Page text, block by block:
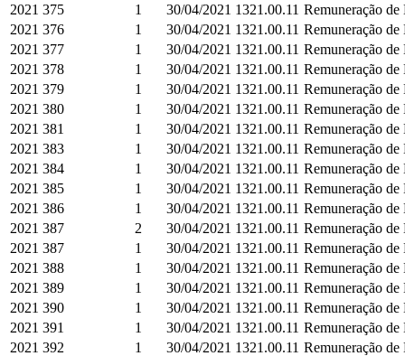
2021 375 1 30/04/2021 1321.00.11 Remuneração
2021 376 1 30/04/2021 1321.00.11 Remuneração
2021 377 1 30/04/2021 1321.00.11 Remuneração
2021 378 1 30/04/2021 1321.00.11 Remuneração
2021 379 1 30/04/2021 1321.00.11 Remuneração
2021 380 1 30/04/2021 1321.00.11 Remuneração
2021 381 1 30/04/2021 1321.00.11 Remuneração
2021 383 1 30/04/2021 1321.00.11 Remuneração
2021 384 1 30/04/2021 1321.00.11 Remuneração
2021 385 1 30/04/2021 1321.00.11 Remuneração
2021 386 1 30/04/2021 1321.00.11 Remuneração
2021 387 2 30/04/2021 1321.00.11 Remuneração
2021 387 1 30/04/2021 1321.00.11 Remuneração
2021 388 1 30/04/2021 1321.00.11 Remuneração
2021 389 1 30/04/2021 1321.00.11 Remuneração
2021 390 1 30/04/2021 1321.00.11 Remuneração
2021 391 1 30/04/2021 1321.00.11 Remuneração
2021 392 1 30/04/2021 1321.00.11 Remuneração